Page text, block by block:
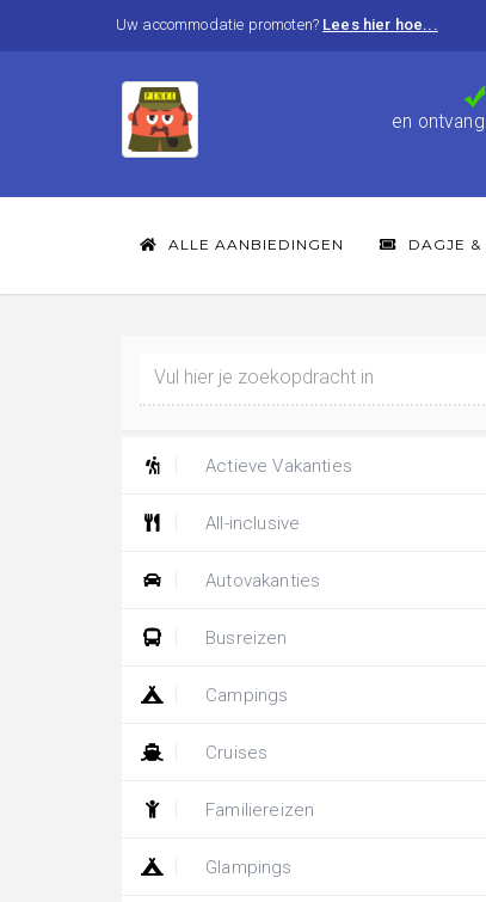
Uw accommodatie promoten? Lees hier hoe...
en ontvang
ALLE AANBIEDINGEN DAGJE &
Actieve Vakanties
All-inclusive
Autovakanties
Busreizen
Campings
Cruises
Familiereizen
Glampings